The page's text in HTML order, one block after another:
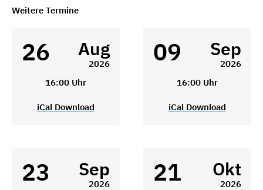
Weitere Termine
26 Aug
2026
16:00 Uhr
iCal Download
09 Sep
2026
16:00 Uhr
iCal Download
23 Sep
2026
21 Okt
2026